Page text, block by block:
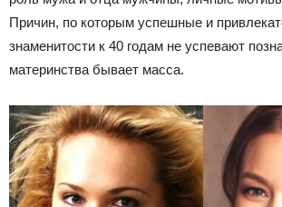
Причин, по которым успешные и
знаменитости к 40 годам не успевают
материнства бывает масса.